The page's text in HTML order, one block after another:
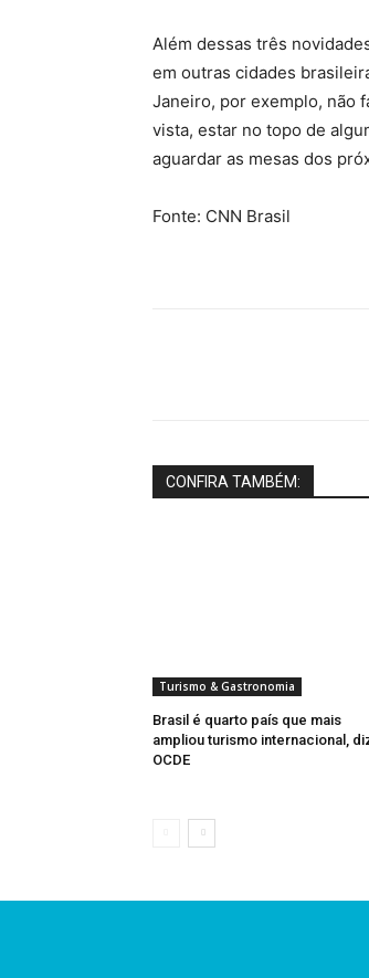
Além dessas três
em outras cidades
Janeiro, por exemplo, não
vista, estar no topo de
aguardar as mesas dos
Fonte: CNN Brasil
CONFIRA TAMBÉM:
Turismo & Gastronomia
Brasil é quarto país que mais
ampliou turismo internacional,
OCDE